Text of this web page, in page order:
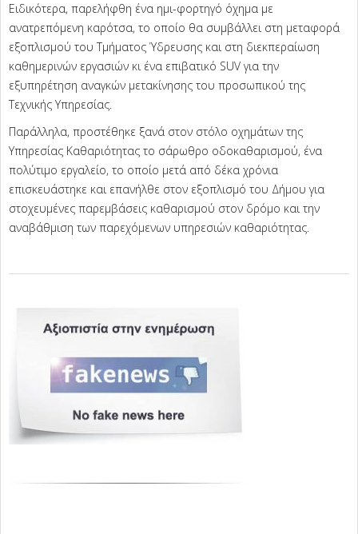
Ειδικότερα, παρελήφθη ένα ημι-φορτηγό όχημα με
ανατρεπόμενη καρότσα, το οποίο θα συμβάλλει στη μεταφορά
εξοπλισμού του Τμήματος Ύδρευσης και στη διεκπεραίωση
καθημερινών εργασιών κι ένα επιβατικό SUV για την
εξυπηρέτηση αναγκών μετακίνησης του προσωπικού της
Τεχνικής Υπηρεσίας.
Παράλληλα, προστέθηκε ξανά στον στόλο οχημάτων της
Υπηρεσίας Καθαριότητας το σάρωθρο οδοκαθαρισμού, ένα
πολύτιμο εργαλείο, το οποίο μετά από δέκα χρόνια
επισκευάστηκε και επανήλθε στον εξοπλισμό του Δήμου για
στοχευμένες παρεμβάσεις καθαρισμού στον δρόμο και την
αναβάθμιση των παρεχόμενων υπηρεσιών καθαριότητας.